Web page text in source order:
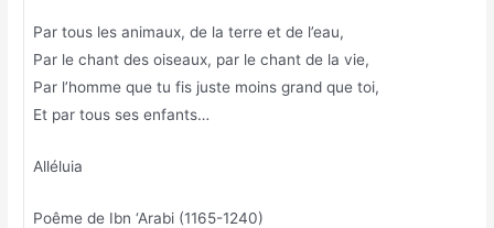
Par tous les animaux, de la terre et de l’eau,
Par le chant des oiseaux, par le chant de la vie,
Par l’homme que tu fis juste moins grand que toi,
Et par tous ses enfants…
Alléluia
Poême de Ibn ‘Arabi (1165-1240)